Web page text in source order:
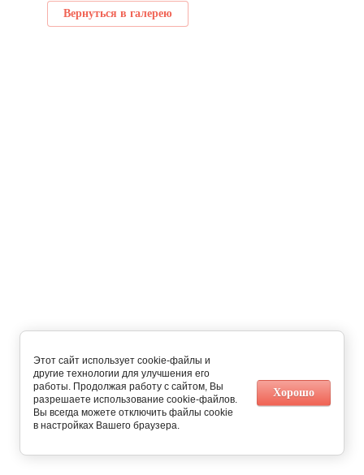
Вернуться в галерею
Этот сайт использует cookie-файлы и
другие технологии для улучшения его
работы. Продолжая работу с сайтом, Вы
разрешаете использование cookie-файлов.
Вы всегда можете отключить файлы cookie
в настройках Вашего браузера.
Хорошо